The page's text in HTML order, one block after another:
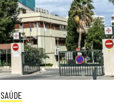
SAÚDE